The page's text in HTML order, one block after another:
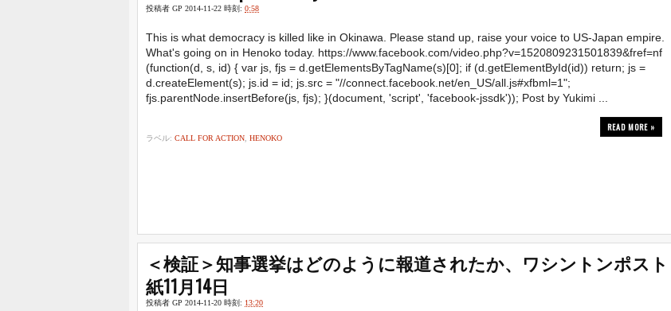
投稿者 GP 2014-11-22 時刻: 0:58
This is what democracy is killed like in Okinawa. Please stand up, raise your voice to US-Japan empire.
What's going on in Henoko today. https://www.facebook.com/video.php?v=1520809231501839&fref=nf
(function(d, s, id) { var js, fjs = d.getElementsByTagName(s)[0]; if (d.getElementById(id)) return; js =
d.createElement(s); js.id = id; js.src = "//connect.facebook.net/en_US/all.js#xfbml=1";
fjs.parentNode.insertBefore(js, fjs); }(document, 'script', 'facebook-jssdk')); Post by Yukimi ...
READ MORE »
ラベル: CALL FOR ACTION HENOKO
＜検証＞知事選挙はどのように報道されたか、ワシントンポスト
紙11月14日
投稿者 GP 2014-11-20 時刻: 13:20